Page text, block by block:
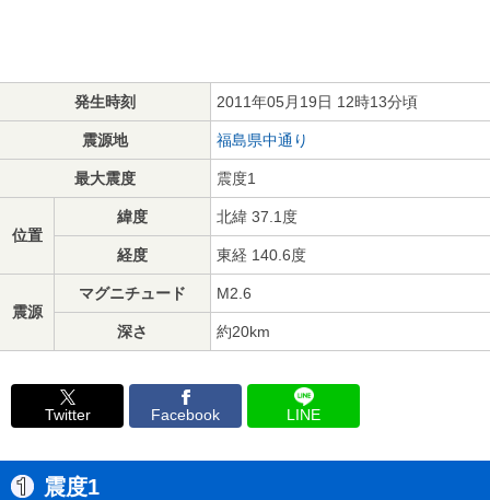
発生時刻 2011年05月19日 12時13分頃
震源地 福島県中通り
最大震度 震度1
位置
緯度 北緯 37.1度
経度 東経 140.6度
震源
マグニチュード M2.6
深さ 約20km
Twitter Facebook LINE
震度1